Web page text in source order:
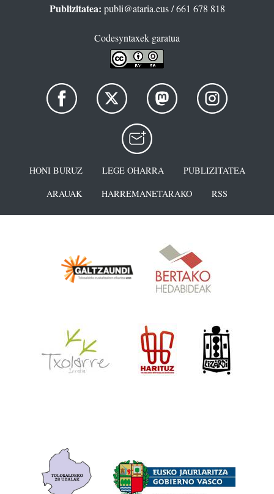
Publizitatea: publi@ataria.eus/ 661 678 818
Codesyntaxek garatua
HONI BURUZ LEGE OHARRA
PUBLIZITATEA
ARAUAK
HARREMANETARAKO RSS